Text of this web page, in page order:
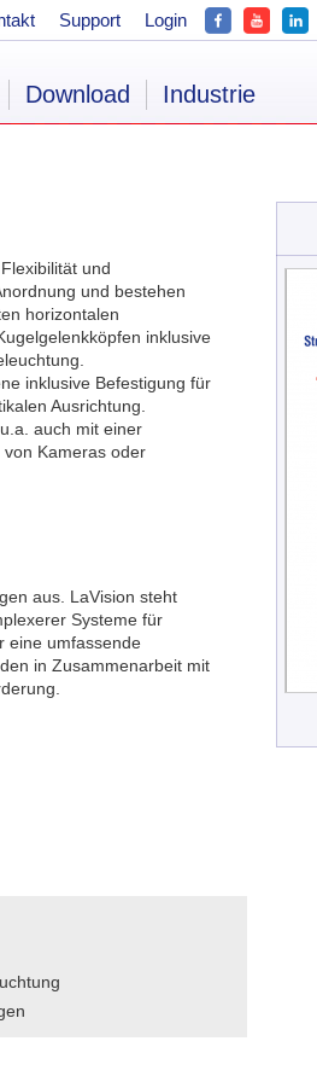
und
und bestehen
horizontalen
inklusive
inklusive Befestigung für
Ausrichtung.
auch mit einer
Kameras oder
aus. LaVision steht
Systeme für
eine umfassende
in Zusammenarbeit mit
Support Login
Download Industrie